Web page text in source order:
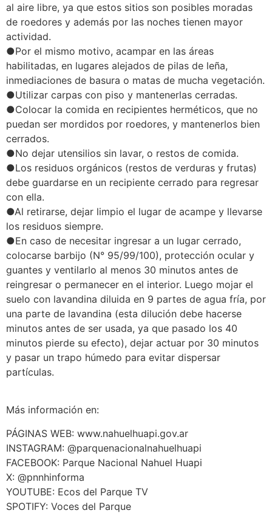
al aire libre, ya que estos sitios son posibles moradas
de roedores y además por las noches tienen mayor
actividad.
●Por el mismo motivo, acampar en las áreas
habilitadas, en lugares alejados de pilas de leña,
inmediaciones de basura o matas de mucha vegetación.
●Utilizar carpas con piso y mantenerlas cerradas.
●Colocar la comida en recipientes herméticos, que no
puedan ser mordidos por roedores, y mantenerlos bien
cerrados.
●No dejar utensilios sin lavar, o restos de comida.
●Los residuos orgánicos (restos de verduras y frutas)
debe guardarse en un recipiente cerrado para regresar
con ella.
●Al retirarse, dejar limpio el lugar de acampe y llevarse
los residuos siempre.
●En caso de necesitar ingresar a un lugar cerrado,
colocarse barbijo (N° 95/99/100), protección ocular y
guantes y ventilarlo al menos 30 minutos antes de
reingresar o permanecer en el interior. Luego mojar el
suelo con lavandina diluida en 9 partes de agua fría, por
una parte de lavandina (esta dilución debe hacerse
minutos antes de ser usada, ya que pasado los 40
minutos pierde su efecto), dejar actuar por 30 minutos
y pasar un trapo húmedo para evitar dispersar
partículas.
Más información en:
PÁGINAS WEB: www.nahuelhuapi.gov.ar
INSTAGRAM: @parquenacionalnahuelhuapi
FACEBOOK: Parque Nacional Nahuel Huapi
X: @pnnhinforma
YOUTUBE: Ecos del Parque TV
SPOTIFY: Voces del Parque